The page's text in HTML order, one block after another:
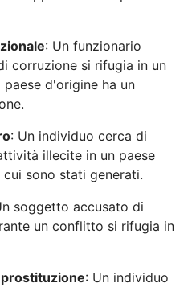
: Un funzionario
corruzione si rifugia in un
d'origine ha un
: Un individuo cerca di
illecite in un paese
sono stati generati.
soggetto accusato di
un conflitto si rifugia in
: Un individuo